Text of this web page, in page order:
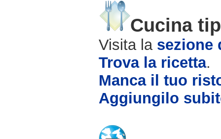
Cucina
Visita la sezione
Trova la ricetta.
Manca il tuo
Aggiungilo